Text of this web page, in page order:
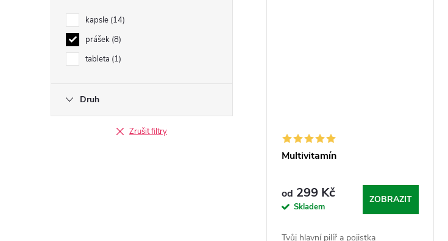
kapsle 14
prášek 8
tableta 1
Druh
Zrušit filtry
Multivitamín
od 299 Kč
Skladem
ZOBRAZIT
Tvůj hlavní pilíř a pojistka